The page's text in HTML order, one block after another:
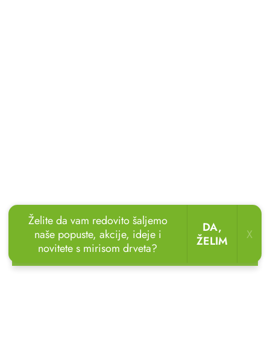
Uživajte u odmoru u vrtu!Drvene ležaljke
sada uz popust
Želite da vam redovito šaljemo
naše popuste, akcije, ideje i
novitete s mirisom drveta?
DA,
ŽELIM
X